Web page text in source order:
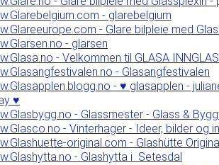
- glarebelgium
- Glare bilpleie med
- glarsen
- Velkommen til GLASA
- Glasangfestivalen
- ♥ glasapplen -
♥
- Glassmester - Glass &
- Vinterhager - Ideer, bilder og
original.com - Glashütte
- Glashytta i Setesdal